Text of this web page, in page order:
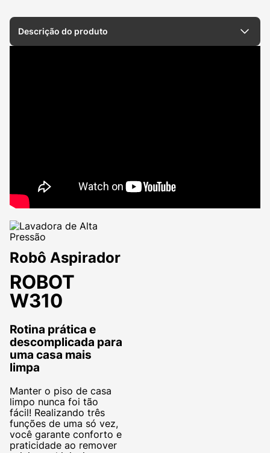
Descrição do produto
Robô Aspirador
ROBOT
W310
Rotina prática e
descomplicada para
uma casa mais
limpa
Manter o piso de casa
limpo nunca foi tão
fácil! Realizando três
funções de uma só vez,
você garante conforto e
praticidade ao remover